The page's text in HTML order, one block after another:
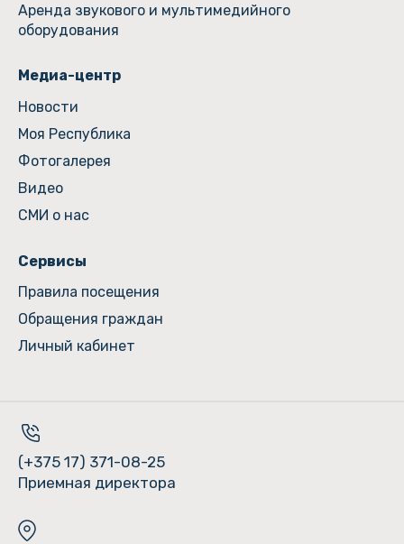
Аренда звукового и мультимедийного
оборудования
Медиа-центр
Новости
Моя Республика
Фотогалерея
Видео
СМИ о нас
Сервисы
Правила посещения
Обращения граждан
Личный кабинет
(+375 17) 371-08-25
Приемная директора